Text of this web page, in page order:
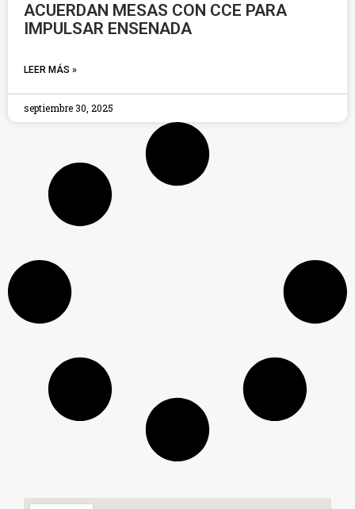
ACUERDAN MESAS CON CCE PARA
IMPULSAR ENSENADA
LEER MÁS »
septiembre 30, 2025